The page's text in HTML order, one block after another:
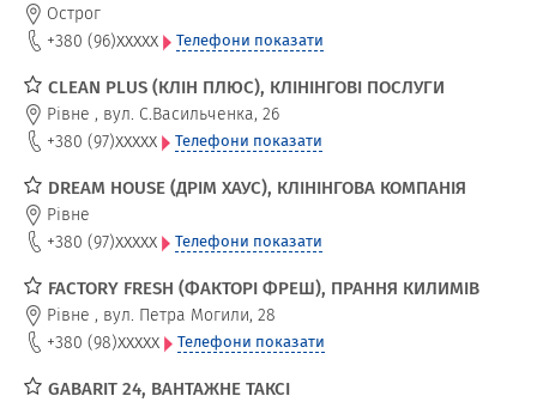
Острог
+380 (96)xxxxx Телефони показати
CLEAN PLUS (КЛІН ПЛЮС), КЛІНІНГОВІ ПОСЛУГИ
Рівне , вул. С.Васильченка, 26
+380 (97)xxxxx Телефони показати
DREAM HOUSE (ДРІМ ХАУС), КЛІНІНГОВА КОМПАНІЯ
Рівне
+380 (97)xxxxx Телефони показати
FACTORY FRESH (ФАКТОРІ ФРЕШ), ПРАННЯ КИЛИМІВ
Рівне , вул. Петра Могили, 28
+380 (98)xxxxx Телефони показати
GABARIT 24, ВАНТАЖНЕ ТАКСІ